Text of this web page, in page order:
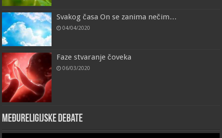
Svakog časa On se zanima nečim…
04/04/2020
Faze stvaranje čoveka
06/03/2020
Međureligijske debate